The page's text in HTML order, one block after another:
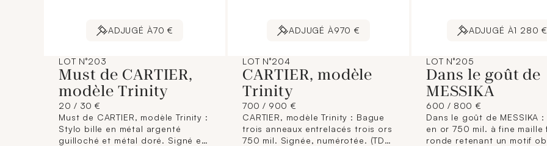
ADJUGÉ À70 €
LOT N°203
Must de CARTIER,
modèle Trinity
20 / 30 €
Must de CARTIER, modèle Trinity :
Stylo bille en métal argenté
guilloché et métal doré. Signé et
ADJUGÉ À970 €
LOT N°204
CARTIER, modèle
Trinity
700 / 900 €
CARTIER, modèle Trinity : Bague
trois anneaux entrelacés trois ors
750 mil. Signée, numérotée. (TDD
ADJUGÉ À1 280
LOT N°205
Dans le goût de
MESSIKA
600 / 800 €
Dans le goût de MESSIKA
en or 750 mil. à fine maille
ronde retenant un motif